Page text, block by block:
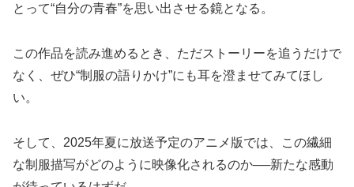
とって“自分の青春”を思い出させる鏡となる。
この作品を読み進めるとき、ただストーリーを追うだけで
なく、ぜひ“制服の語りかけ”にも耳を澄ませてみてほし
い。
そして、2025年夏に放送予定のアニメ版では、この繊細
な制服描写がどのように映像化されるのか──新たな感動